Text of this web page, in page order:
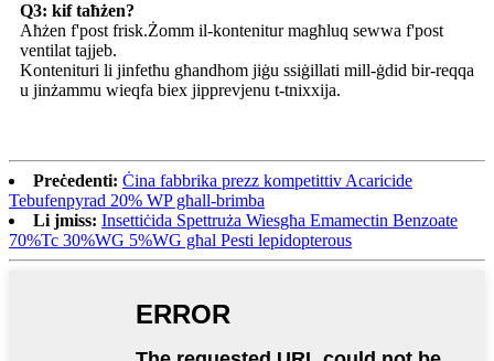
Q3: kif taħżen?
Aħżen f'post frisk.Żomm il-kontenitur magħluq sewwa f'post
ventilat tajjeb.
Kontenituri li jinfetħu għandhom jiġu ssiġillati mill-ġdid bir-reqqa
u jinżammu wieqfa biex jipprevjenu t-tnixxija.
Preċedenti: Ċina fabbrika prezz kompetittiv Acaricide
Tebufenpyrad 20% WP għall-brimba
Li jmiss: Insettiċida Spettruża Wiesgħa Emamectin Benzoate
70%Tc 30%WG 5%WG għal Pesti lepidopterous